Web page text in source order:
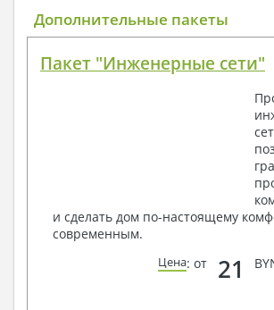
1. Архитектурный раздел:
План координационных осей
Поэтажные маркировочные
Разрезы и состав конструкций
Фасады с ведомостью внешних
Элементы проемов –
Ведомость перемычек –
спецификация
Экспликация полов
Архитектурные узлы в
Дополнительные пакеты
Пакет "Инженерные сети"
и сделать дом по-настоящему
современным.
Цена: от 21